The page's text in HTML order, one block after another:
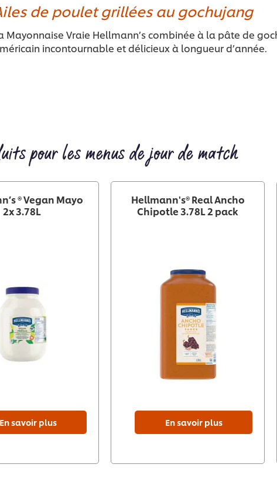
de poulet grillées au gochujang
Mayonnaise Vraie Hellmann’s combinée à la pâte de
incontournable et délicieux à longueur d’année.
pour les menus de jour de match
® Vegan Mayo
2x 3.78L
En savoir plus
Hellmann's® Real Ancho
Chipotle 3.78L 2 pack
En savoir plus